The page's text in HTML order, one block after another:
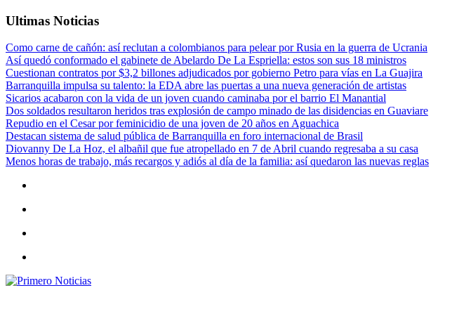
Ultimas Noticias
Como carne de cañón: así reclutan a colombianos para pelear por Rusia en la guerra de Ucrania
Así quedó conformado el gabinete de Abelardo De La Espriella: estos son sus 18 ministros
Cuestionan contratos por $3,2 billones adjudicados por gobierno Petro para vías en La Guajira
Barranquilla impulsa su talento: la EDA abre las puertas a una nueva generación de artistas
Sicarios acabaron con la vida de un joven cuando caminaba por el barrio El Manantial
Dos soldados resultaron heridos tras explosión de campo minado de las disidencias en Guaviare
Repudio en el Cesar por feminicidio de una joven de 20 años en Aguachica
Destacan sistema de salud pública de Barranquilla en foro internacional de Brasil
Diovanny De La Hoz, el albañil que fue atropellado en 7 de Abril cuando regresaba a su casa
Menos horas de trabajo, más recargos y adiós al día de la familia: así quedaron las nuevas reglas